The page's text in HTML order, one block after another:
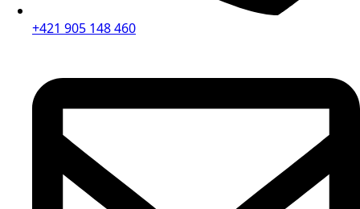
+421 905 148 460